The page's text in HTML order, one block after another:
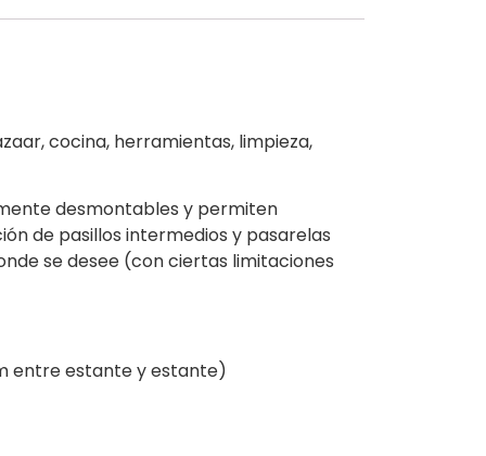
cocina, herramientas, limpieza,
desmontables y permiten
de pasillos intermedios y pasarelas
se desee (con ciertas limitaciones
entre estante y estante)